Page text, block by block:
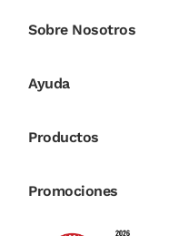
Sobre Nosotros
Ayuda
Productos
Promociones